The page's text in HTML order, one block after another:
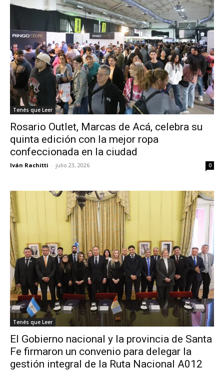
Tenés que Leer
Rosario Outlet, Marcas de Acá, celebra su
quinta edición con la mejor ropa
confeccionada en la ciudad
Iván Rachitti - julio 23, 2026 0
Tenés que Leer
El Gobierno nacional y la provincia de Santa
Fe firmaron un convenio para delegar la
gestión integral de la Ruta Nacional A012